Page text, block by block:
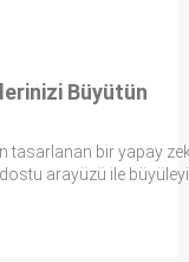
Büyütün
tasarlanan bir
dostu arayüzü ile